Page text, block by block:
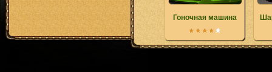
Гоночная машина